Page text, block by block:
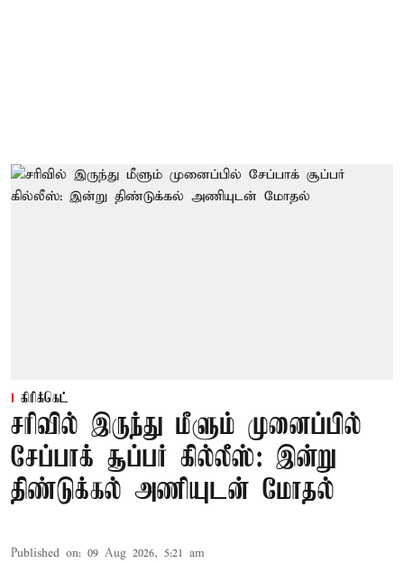
கிரிக்கெட்
சரிவில் இருந்து மீளும் முனைப்பில்
சேப்பாக் சூப்பர் கில்லீஸ்: இன்று
திண்டுக்கல் அணியுடன் மோதல்
Published on: 09 Aug 2026, 5:21 am